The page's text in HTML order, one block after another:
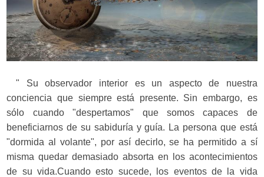
" Su observador interior es un aspecto de nuestra
conciencia que siempre está presente. Sin embargo, es
sólo cuando "despertamos" que somos capaces de
beneficiarnos de su sabiduría y guía. La persona que está
"dormida al volante", por así decirlo, se ha permitido a sí
misma quedar demasiado absorta en los acontecimientos
de su vida.Cuando esto sucede, los eventos de la vida